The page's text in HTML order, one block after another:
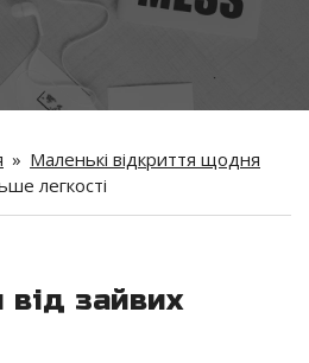
» Маленькі відкриття щодня
легкості
зайвих